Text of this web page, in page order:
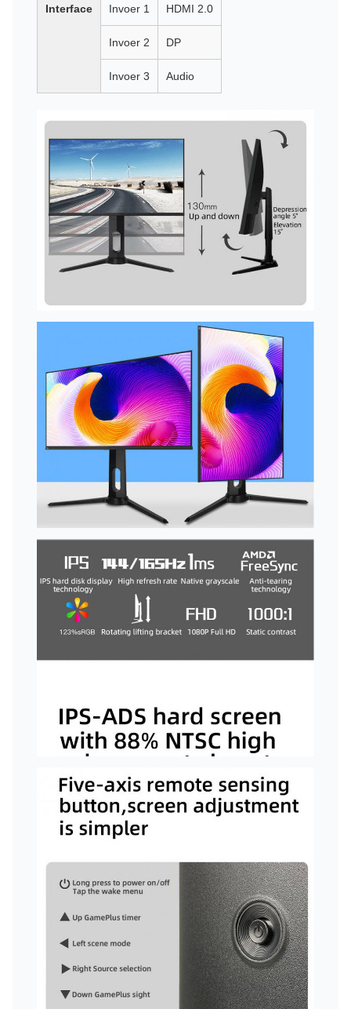
Interface Invoer 1 HDMI 2.0
Invoer 2 DP
Invoer 3 Audio